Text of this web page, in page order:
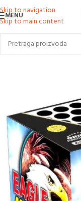
Skip to navigation
Skip to main content
MENU